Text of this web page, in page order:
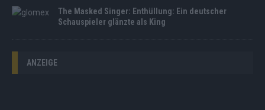
The Masked Singer: Enthüllung: Ein deutscher
Schauspieler glänzte als King
ANZEIGE